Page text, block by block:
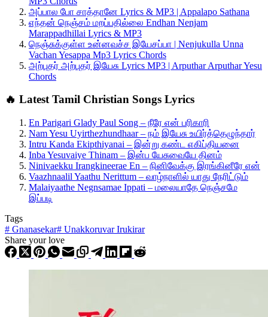
அப்பால போ சாத்தானே Lyrics & MP3 | Appalapo Sathana
எந்தன் நெஞ்சம் மறப்பதில்லை Endhan Nenjam
Marappadhillai Lyrics & MP3
நெஞ்சுக்குள்ள உன்னவச்ச இயேசப்பா | Nenjukulla Unna
Vachan Yesappa Mp3 Lyrics Chords
அற்புதர் அற்புதர் இயேசு Lyrics MP3 | Arputhar Arputhar Yesu
Chords
🔥 Latest Tamil Christian Songs Lyrics
En Parigari Glady Paul Song – நீரே என் பரிகாரி
Nam Yesu Uyirthezhundhaar – நம் இயேசு உயிர்த்தெழுந்தார்
Intru Kanda Ekipthiyanai – இன்று கண்ட எகிப்தியனை
Inba Yesuvaiye Thinam – இன்ப யேசுவையே தினம்
Ninivaekku Irangkineerae En – நினிவேக்கு இரங்கினீரே என்
Vaazhnaalil Yaathu Nerittum – வாழ்நாளில் யாது நேரிட்டும்
Malaiyaathe Negnsamae Ippati – மலையாதே நெஞ்சமே
இப்படி
Tags
# Gnanasekar# Unakkoruvar Irukirar
Share your love